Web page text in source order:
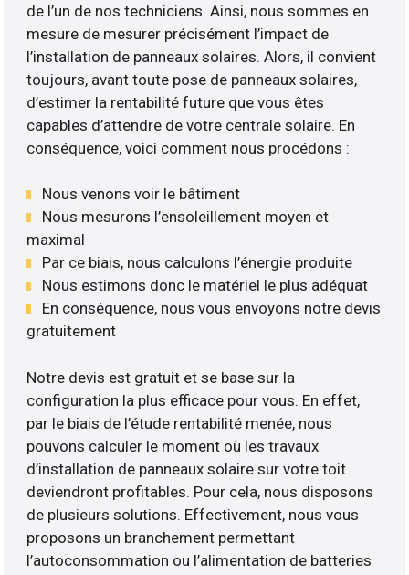
de l’un de nos techniciens. Ainsi, nous sommes en
mesure de mesurer précisément l’impact de
l’installation de panneaux solaires. Alors, il convient
toujours, avant toute pose de panneaux solaires,
d’estimer la rentabilité future que vous êtes
capables d’attendre de votre centrale solaire. En
conséquence, voici comment nous procédons :
Nous venons voir le bâtiment
Nous mesurons l’ensoleillement moyen et
maximal
Par ce biais, nous calculons l’énergie produite
Nous estimons donc le matériel le plus adéquat
En conséquence, nous vous envoyons notre devis
gratuitement
Notre devis est gratuit et se base sur la
configuration la plus efficace pour vous. En effet,
par le biais de l’étude rentabilité menée, nous
pouvons calculer le moment où les travaux
d’installation de panneaux solaire sur votre toit
deviendront profitables. Pour cela, nous disposons
de plusieurs solutions. Effectivement, nous vous
proposons un branchement permettant
l’autoconsommation ou l’alimentation de batteries